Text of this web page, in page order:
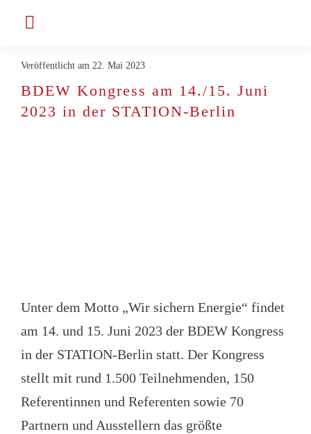
springen
Toggle
Veröffentlicht am 22. Mai 2023
BDEW Kongress am 14./15. Juni
2023 in der STATION-Berlin
Unter dem Motto „Wir sichern Energie“ findet
am 14. und 15. Juni 2023 der BDEW Kongress
in der STATION-Berlin statt. Der Kongress
stellt mit rund 1.500 Teilnehmenden, 150
Referentinnen und Referenten sowie 70
Partnern und Ausstellern das größte